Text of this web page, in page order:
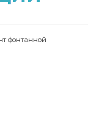
фонтанной